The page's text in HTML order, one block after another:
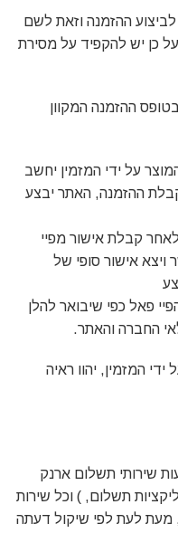
ההזמנה וזאת לשם
כן יש להקפיד על מסירת
ההזמנה המקוון
על ידי המזמין יחשב
ההזמנה, האתר יבצע
קבלת אישור מפיי
ויצא אישור סופי של
פאל כפי שיבואר להלן
החברה והאתר.
המזמין, יהוו ראיה
שירותי תשלום ארנק
תשלום, ) וכל שירות
מעת לעת לפי שיקול דעתה